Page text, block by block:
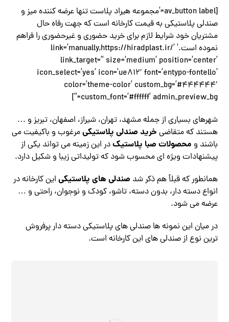
[av_button label=’مجموعه هیراد پلاست تنها عرضه کننده میز و
صندلی پلاستیکی به قیمت کارخانه است که جهت رفاه حال
مشتریان خود شرایط لازم برای خرید حضوری و غیرحضوری را فراهم
نموده است.’ link=’manually,https://hiradplast.ir/’
link_target=” size=’medium’ position=’center’
icon_select=’yes’ icon=’ue812′ font=’entypo-fontello’
color=’theme-color’ custom_bg=’#444444′
custom_font=’#ffffff’ admin_preview_bg=”]
شهرهای بسیاری از جمله مشهد، تهران، شیراز، اصفهان، تبریز و …
هستند که متقاضی خرید صندلی پلاستیکیمرغوب و باکیفیت می
باشند و محصولات صبا پلاستیکدر این زمینه می تواند یکی از
پیشنهادات ویژه ای محسوب شود که تولیداتی زیبا و شکیل دارد.
همانطور که قبلاً هم ذکر شد صندلی های پلاستیکی این کارخانه در
انواع دسته دار، بدون دسته، تاشو، کودک و نوجوان، راحتی و …
عرضه می شود.
در میان این نمونه ها صندلی های پلاستیکی دسته دار پرفروش
ترین نوع از صندلی های این کارخانه است.